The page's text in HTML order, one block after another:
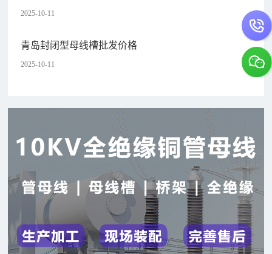
2025-10-11
青岛封闭型母线槽批发价格
2025-10-11